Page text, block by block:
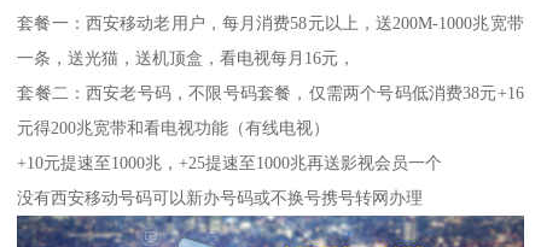
套餐一：西安移动老用户，每月消费58元以上，送200M-1000兆宽带
一条，送光猫，送机顶盒，看电视每月16元，
套餐二：西安老号码，不限号码套餐，仅需两个号码低消费38元+16
元得200兆宽带和看电视功能（有线电视）
+10元提速至1000兆，+25提速至1000兆再送影视会员一个
没有西安移动号码可以新办号码或不换号携号转网办理